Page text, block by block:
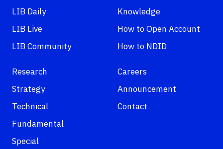
LIB Daily
LIB Live
LIB Community
Knowledge
How to Open Account
How to NDID
Research
Strategy
Technical
Fundamental
Special
Careers
Announcement
Contact